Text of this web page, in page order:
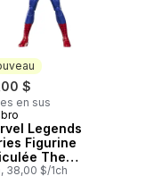
$
en sus
Legends
Figurine
The
Spider-Man
38,00 $/1ch